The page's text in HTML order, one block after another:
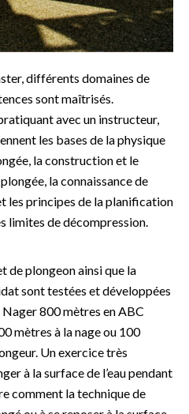
différents domaines de
sont maîtrisés.
avec un instructeur,
les bases de la physique
la construction et le
la connaissance de
les principes de la planification
limites de décompression.
de plongeon ainsi que la
sont testées et développées
800 mètres en ABC
mètres à la nage ou 100
Un exercice très
à la surface de l’eau pendant
comment la technique de